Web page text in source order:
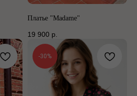
Платье "Madame"
19 900 р.
-30%